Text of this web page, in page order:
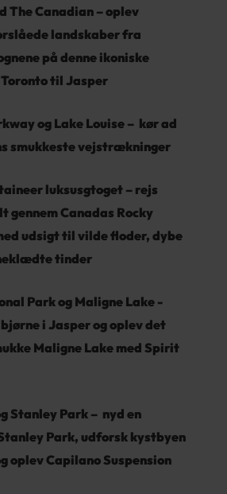
The Canadian – oplev
landskaber fra
på denne ikoniske
til Jasper
og Lake Louise – kør ad
smukkeste vejstrækninger
luksusgtoget – rejs
gennem Canadas Rocky
udsigt til vilde floder, dybe
tinder
Park og Maligne Lake -
i Jasper og oplev det
Maligne Lake med Spirit
Stanley Park – nyd en
Park, udforsk kystbyen
oplev Capilano Suspension